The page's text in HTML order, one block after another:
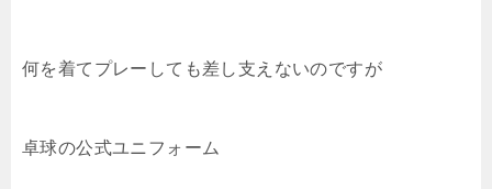
何を着てプレーしても差し支えないのですが
卓球の公式ユニフォーム